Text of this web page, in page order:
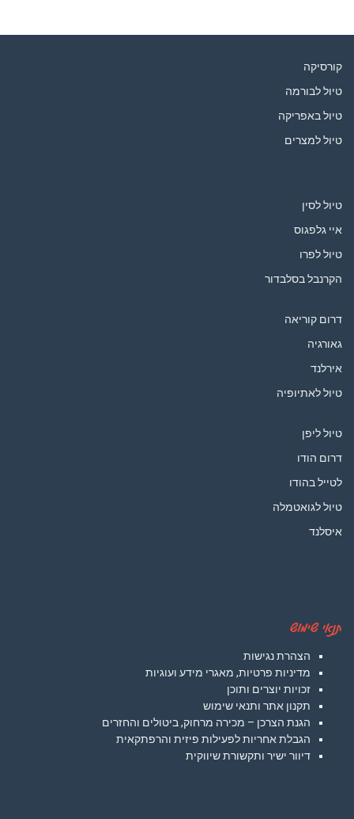
קורסיקה
טיול לבורמה
טיול באפריקה
טיול למצרים
טיול לסין
איי גלפגוס
טיול לפרו
הקרנבל בסלבדור
דרום קוריאה
גאורגיה
אירלנד
טיול לאתיופיה
טיול ליפן
דרום הודו
לטייל בהודו
טיול לגואטמלה
איסלנד
תנאי שימוש
הצהרת נגישות
מדיניות פרטיות, מאגרי מידע ועוגיות
זכויות יוצרים ותוכן
תקנון אתר ותנאי שימוש
הגנת הצרכן – מכירה מרחוק, ביטולים והחזרים
הגבלת אחריות לפעילות פיזית והרפתקאית
דיוור ישיר ותקשורת שיווקית